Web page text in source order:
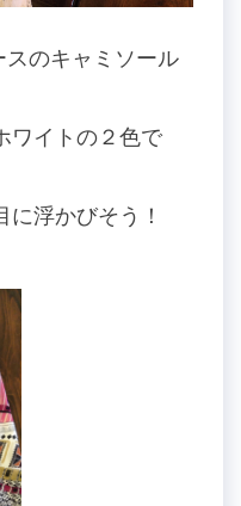
スのキャミソール
ワイトの２色で
浮かびそう！